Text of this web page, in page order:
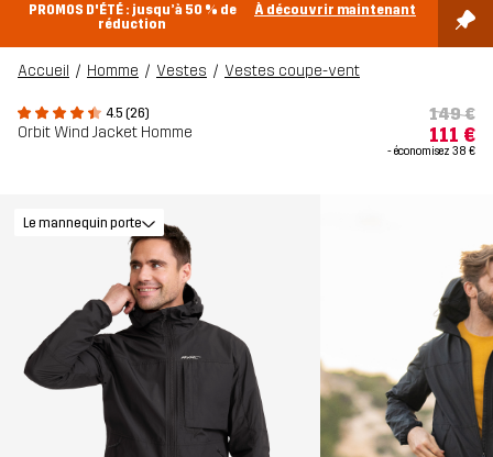
PROMOS D'ÉTÉ : jusqu’à 50 % de
réduction
À découvrir maintenant
Accueil Homme Vestes Vestes coupe-vent
4.5 (26)
Orbit Wind Jacket Homme
149 €
111 €
- économisez 38 €
Le mannequin porte